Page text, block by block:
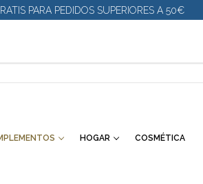
PARA PEDIDOS SUPERIORES A 50€
HOGAR COSMÉTICA